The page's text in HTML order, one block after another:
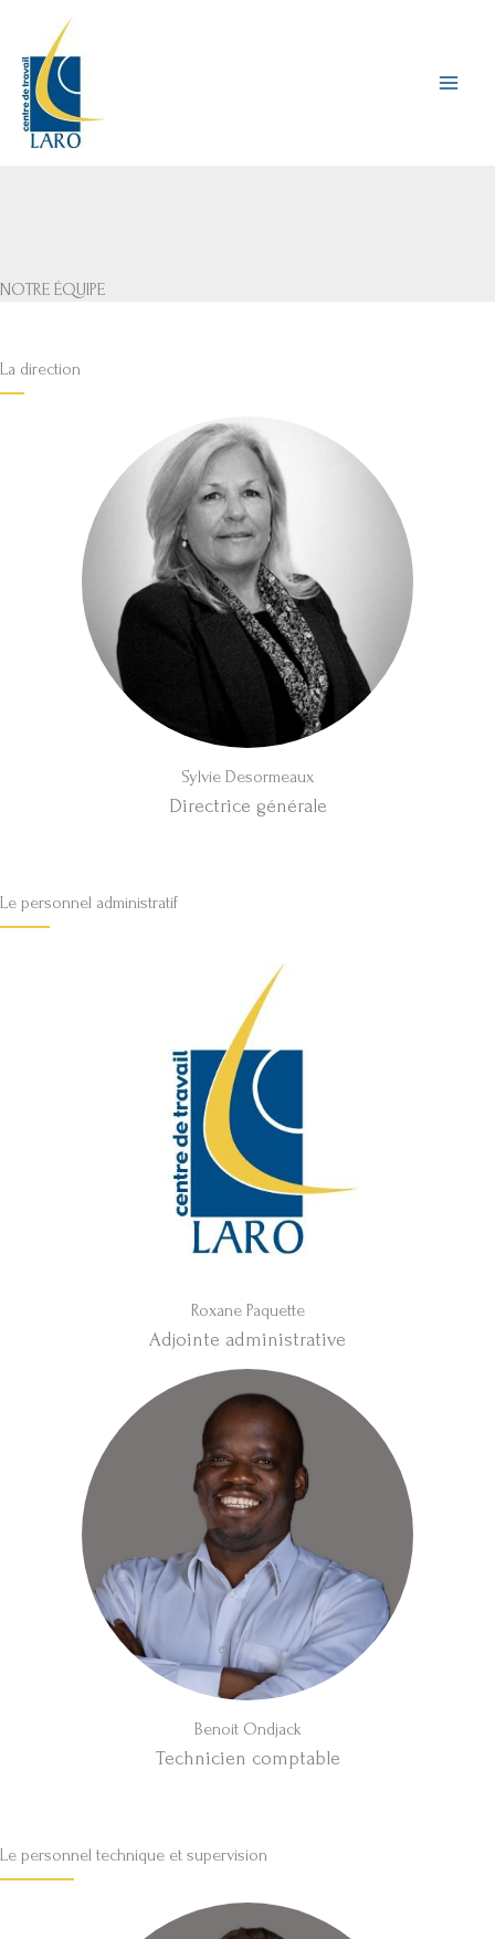
contenu
NOTRE ÉQUIPE
La direction
Sylvie Desormeaux
Directrice générale
Le personnel administratif
Roxane Paquette
Adjointe administrative
Benoit Ondjack
Technicien comptable
Le personnel technique et supervision